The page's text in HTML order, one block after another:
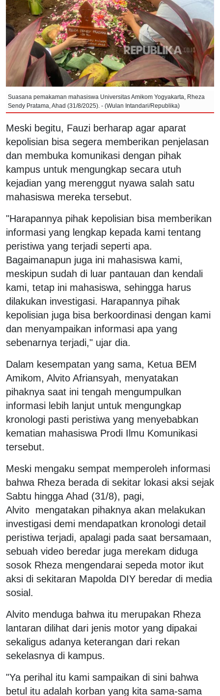
Suasana pemakaman mahasiswa Universitas Amikom Yogyakarta, Rheza
Sendy Pratama, Ahad (31/8/2025). - (Wulan Intandari/Republika)
Meski begitu, Fauzi berharap agar aparat
kepolisian bisa segera memberikan penjelasan
dan membuka komunikasi dengan pihak
kampus untuk mengungkap secara utuh
kejadian yang merenggut nyawa salah satu
mahasiswa mereka tersebut.
"Harapannya pihak kepolisian bisa memberikan
informasi yang lengkap kepada kami tentang
peristiwa yang terjadi seperti apa.
Bagaimanapun juga ini mahasiswa kami,
meskipun sudah di luar pantauan dan kendali
kami, tetap ini mahasiswa, sehingga harus
dilakukan investigasi. Harapannya pihak
kepolisian juga bisa berkoordinasi dengan kami
dan menyampaikan informasi apa yang
sebenarnya terjadi," ujar dia.
Dalam kesempatan yang sama, Ketua BEM
Amikom, Alvito Afriansyah, menyatakan
pihaknya saat ini tengah mengumpulkan
informasi lebih lanjut untuk mengungkap
kronologi pasti peristiwa yang menyebabkan
kematian mahasiswa Prodi Ilmu Komunikasi
tersebut.
Meski mengaku sempat memperoleh informasi
bahwa Rheza berada di sekitar lokasi aksi sejak
Sabtu hingga Ahad (31/8), pagi,
Alvito mengatakan pihaknya akan melakukan
investigasi demi mendapatkan kronologi detail
peristiwa terjadi, apalagi pada saat bersamaan,
sebuah video beredar juga merekam diduga
sosok Rheza mengendarai sepeda motor ikut
aksi di sekitaran Mapolda DIY beredar di media
sosial.
Alvito menduga bahwa itu merupakan Rheza
lantaran dilihat dari jenis motor yang dipakai
sekaligus adanya keterangan dari rekan
sekelasnya di kampus.
"Ya perihal itu kami sampaikan di sini bahwa
betul itu adalah korban yang kita sama-sama